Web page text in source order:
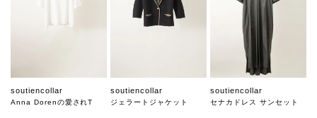
soutiencollar
Anna Dorenの愛されT
soutiencollar
ジェラートジャケット
soutiencollar
セナカドレス サンセット